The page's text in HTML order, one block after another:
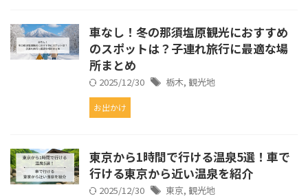
車なし！冬の那須塩原観光におすすめ
のスポットは？子連れ旅行に最適な場
所まとめ
2025/12/30 栃木, 観光地
お出かけ
東京から1時間で行ける温泉5選！車で
行ける東京から近い温泉を紹介
2025/12/30 東京, 観光地